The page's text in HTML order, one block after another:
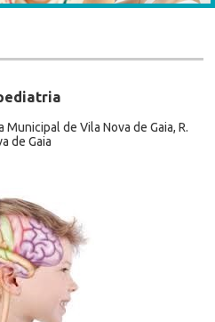
de Vila Nova de Gaia, R.
de Gaia